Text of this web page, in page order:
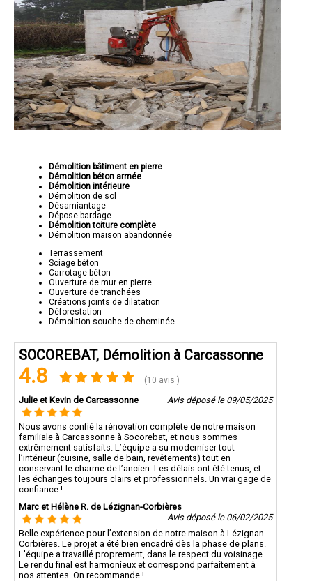
Démolition bâtiment en pierre
Démolition béton armée
Démolition intérieure
Démolition de sol
Désamiantage
Dépose bardage
Démolition toiture complète
Démolition maison abandonnée
Terrassement
Sciage béton
Carrotage béton
Ouverture de mur en pierre
Ouverture de tranchées
Créations joints de dilatation
Déforestation
Démolition souche de cheminée
SOCOREBAT, Démolition à Carcassonne
4.8 (10 avis )
Julie et Kevin de Carcassonne Avis déposé le 09/05/2025
Nous avons confié la rénovation complète de notre maison
familiale à Carcassonne à Socorebat, et nous sommes
extrêmement satisfaits. L’équipe a su moderniser tout
l’intérieur (cuisine, salle de bain, revêtements) tout en
conservant le charme de l’ancien. Les délais ont été tenus, et
les échanges toujours clairs et professionnels. Un vrai gage de
confiance !
Marc et Hélène R. de Lézignan-Corbières
Avis déposé le 06/02/2025
Belle expérience pour l’extension de notre maison à Lézignan-
Corbières. Le projet a été bien encadré dès la phase de plans.
L'équipe a travaillé proprement, dans le respect du voisinage.
Le rendu final est harmonieux et correspond parfaitement à
nos attentes. On recommande !